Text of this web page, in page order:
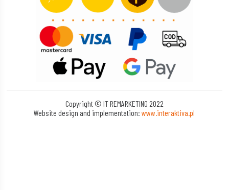
Copyright © IT REMARKETING 2022
Website design and implementation:www.interaktiva.pl